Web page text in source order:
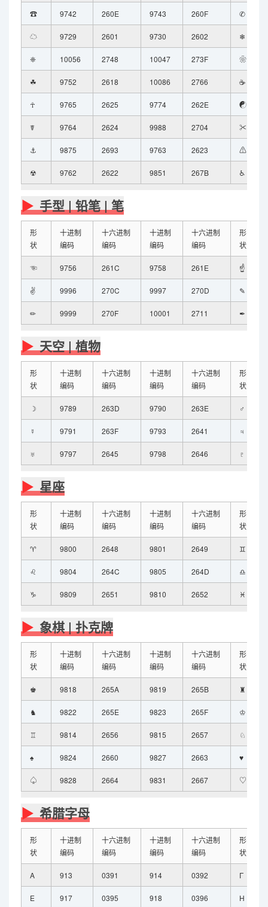
☎ 9742 260E 9743 260F ✆
☁ 9729 2601 9730 2602 ❄
❈ 10056 2748 10047 273F ❀
☘ 9752 2618 10086 2766 ☕
☥ 9765 2625 9774 262E ☯
☤ 9764 2624 9988 2704 ✂
⚓ 9875 2693 9763 2623 ⚠
☢ 9762 2622 9851 267B ♿
手型 | 铅笔 | 笔
形
状
十进制
编码
十六进制
编码
十进制
编码
十六进制
编码
形
状
☜ 9756 261C 9758 261E ☝
✌ 9996 270C 9997 270D ✎
✏ 9999 270F 10001 2711 ✒
天空 | 植物
形
状
十进制
编码
十六进制
编码
十进制
编码
十六进制
编码
形
状
☽ 9789 263D 9790 263E ♂
☿ 9791 263F 9793 2641 ♃
♅ 9797 2645 9798 2646 ♇
星座
形
状
十进制
编码
十六进制
编码
十进制
编码
十六进制
编码
形
状
♈ 9800 2648 9801 2649 ♊
♌ 9804 264C 9805 264D ♎
♑ 9809 2651 9810 2652 ♓
象棋 | 扑克牌
形
状
十进制
编码
十六进制
编码
十进制
编码
十六进制
编码
形
状
♚ 9818 265A 9819 265B ♜
♞ 9822 265E 9823 265F ♔
♖ 9814 2656 9815 2657 ♘
♠ 9824 2660 9827 2663 ♥
♤ 9828 2664 9831 2667 ♡
希腊字母
形
状
十进制
编码
十六进制
编码
十进制
编码
十六进制
编码
形
状
Α 913 0391 914 0392 Γ
Ε 917 0395 918 0396 Η